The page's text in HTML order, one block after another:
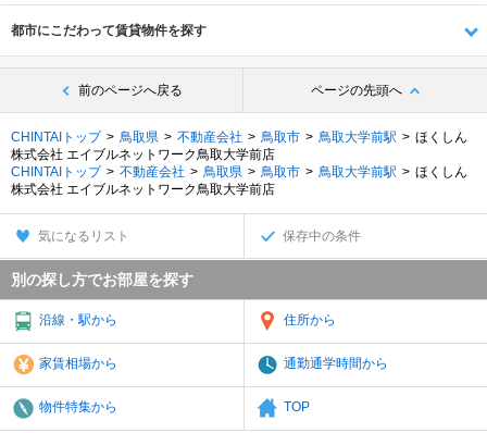
都市にこだわって賃貸物件を探す
前のページへ戻る ページの先頭へ
CHINTAIトップ 鳥取県 不動産会社 鳥取市 鳥取大学前駅
ほくしん
株式会社 エイブルネットワーク鳥取大学前店
CHINTAIトップ
不動産会社 鳥取県 鳥取市 鳥取大学前駅
ほくしん
株式会社 エイブルネットワーク鳥取大学前店
気になるリスト 保存中の条件
別の探し方でお部屋を探す
沿線・駅から 住所から
家賃相場から 通勤通学時間から
物件特集から TOP